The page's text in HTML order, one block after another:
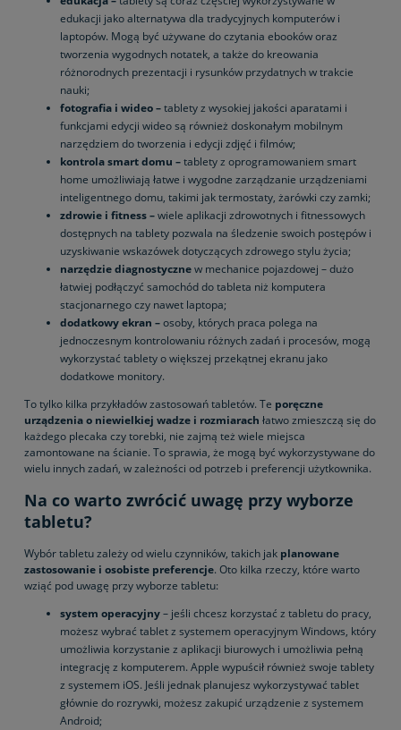
edukacji jako alternatywa dla tradycyjnych komputerów i
laptopów. Mogą być używane do czytania ebooków oraz
tworzenia wygodnych notatek, a także do kreowania
różnorodnych prezentacji i rysunków przydatnych w trakcie
nauki;
fotografia i wideo –tablety z wysokiej jakości aparatami i
funkcjami edycji wideo są również doskonałym mobilnym
narzędziem do tworzenia i edycji zdjęć i filmów;
kontrola smart domu –tablety z oprogramowaniem smart
home umożliwiają łatwe i wygodne zarządzanie urządzeniami
inteligentnego domu, takimi jak termostaty, żarówki czy zamki;
zdrowie i fitness –wiele aplikacji zdrowotnych i fitnessowych
dostępnych na tablety pozwala na śledzenie swoich postępów i
uzyskiwanie wskazówek dotyczących zdrowego stylu życia;
narzędzie diagnostycznew mechanice pojazdowej – dużo
łatwiej podłączyć samochód do tableta niż komputera
stacjonarnego czy nawet laptopa;
dodatkowy ekran –osoby, których praca polega na
jednoczesnym kontrolowaniu różnych zadań i procesów, mogą
wykorzystać tablety o większej przekątnej ekranu jako
dodatkowe monitory.
To tylko kilka przykładów zastosowań tabletów. Te poręczne
urządzenia o niewielkiej wadze i rozmiarach łatwo zmieszczą się do
każdego plecaka czy torebki, nie zajmą też wiele miejsca
zamontowane na ścianie. To sprawia, że mogą być wykorzystywane do
wielu innych zadań, w zależności od potrzeb i preferencji użytkownika.
Na co warto zwrócić uwagę przy wyborze
tabletu?
Wybór tabletu zależy od wielu czynników, takich jak planowane
zastosowanie i osobiste preferencje. Oto kilka rzeczy, które warto
wziąć pod uwagę przy wyborze tabletu:
system operacyjny– jeśli chcesz korzystać z tabletu do pracy,
możesz wybrać tablet z systemem operacyjnym Windows, który
umożliwia korzystanie z aplikacji biurowych i umożliwia pełną
integrację z komputerem. Apple wypuścił również swoje tablety
z systemem iOS. Jeśli jednak planujesz wykorzystywać tablet
głównie do rozrywki, możesz zakupić urządzenie z systemem
Android;